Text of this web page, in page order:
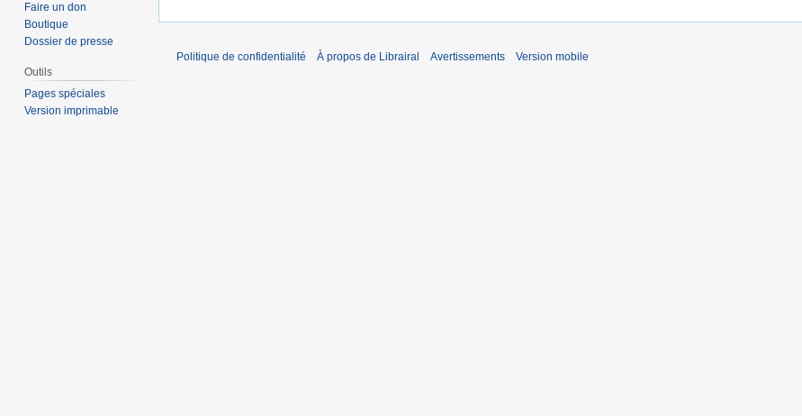
Faire un don
Boutique
Dossier de presse
Outils
Pages spéciales
Version imprimable
Politique de confidentialité À propos de Librairal Avertissements Version mobile